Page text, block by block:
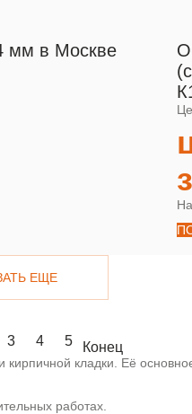
мм в Москве
ЕЩЕ
3 4 5 Конец
кладки. Её
работах.